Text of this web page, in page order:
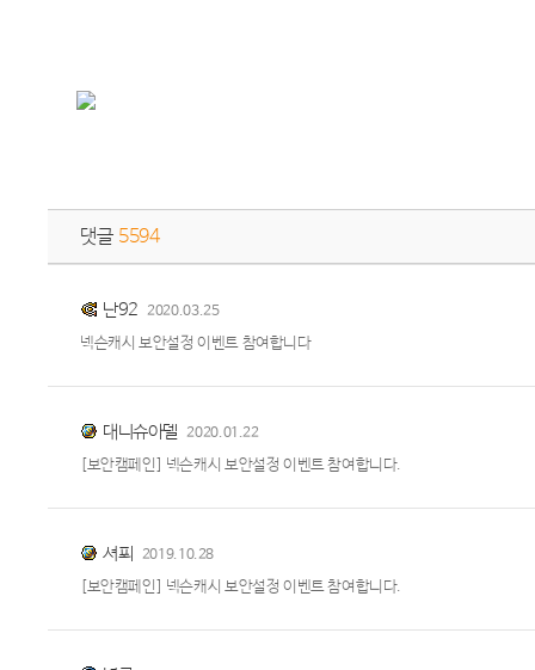
댓글 5594
난92 2020.03.25
넥슨캐시 보안설정 이벤트 참여합니다
대니슈아델 2020.01.22
[보안캠페인] 넥슨캐시 보안설정 이벤트 참여합니다.
셔푀 2019.10.28
[보안캠페인] 넥슨캐시 보안설정 이벤트 참여합니다.